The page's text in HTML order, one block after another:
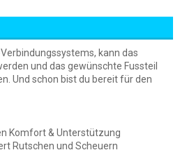
kann das
und das gewünschte Fussteil
Und schon bist du bereit für den
Komfort & Unterstützung
Rutschen und Scheuern